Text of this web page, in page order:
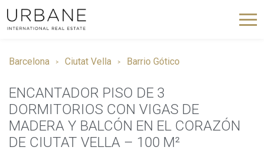
Barcelona Ciutat Vella Barrio Gótico
ENCANTADOR PISO DE 3
DORMITORIOS CON VIGAS DE
MADERA Y BALCÓN EN EL CORAZÓN
DE CIUTAT VELLA – 100 M²